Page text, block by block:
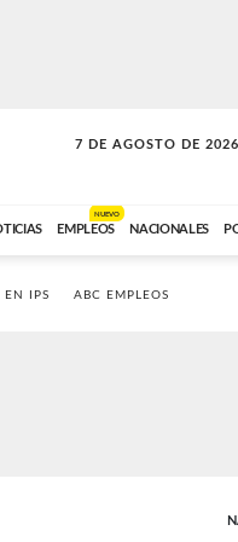
7 DE AGOSTO DE 2026
SOLO MÚSICA
EMPLEOS
NUEVO
NACIONALES
EN IPS ABC EMPLEOS